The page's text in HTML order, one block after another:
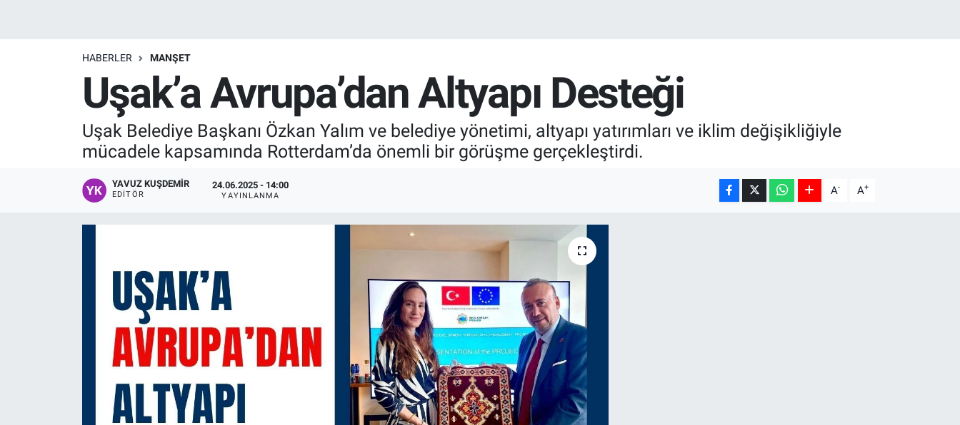
HABERLER MANŞET
Uşak’a Avrupa’dan Altyapı Desteği
Uşak Belediye Başkanı Özkan Yalım ve belediye yönetimi, altyapı yatırımları ve iklim değişikliğiyle
mücadele kapsamında Rotterdam’da önemli bir görüşme gerçekleştirdi.
YAVUZ KUŞDEMIR
EDITÖR
24.06.2025 - 14:00
YAYINLANMA A- A+
Resmi İlanlar
Son Dakika